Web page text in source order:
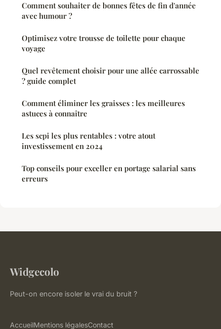
Comment souhaiter de bonnes fêtes de fin d'année
avec humour ?
Optimisez votre trousse de toilette pour chaque
voyage
Quel revêtement choisir pour une allée carrossable
? guide complet
Comment éliminer les graisses : les meilleures
astuces à connaître
Les scpi les plus rentables : votre atout
investissement en 2024
Top conseils pour exceller en portage salarial sans
erreurs
Widgecolo
Peut-on encore isoler le vrai du bruit ?
AccueilMentions légalesContact